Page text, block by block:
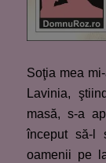
Soţia mea
Lavinia,
masă, s-a
început să-l
oamenii pe